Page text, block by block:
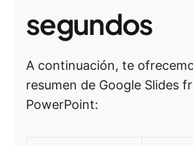
segundos
A continuación, te
resumen de Google Slides
PowerPoint: